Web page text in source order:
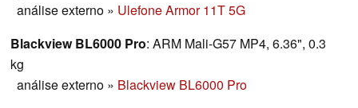
análise externo » Ulefone Armor 11T 5G
Blackview BL6000 Pro: ARM Mali-G57 MP4, 6.36", 0.3
kg
análise externo » Blackview BL6000 Pro